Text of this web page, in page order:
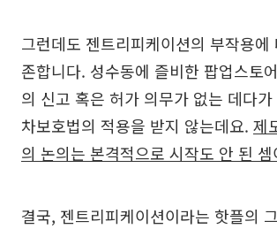
그런데도 젠트리피케이션의 부작용에
존합니다. 성수동에 즐비한 팝업스토
의 신고 혹은 허가 의무가 없는 데다
차보호법의 적용을 받지 않는데요. 제
의 논의는 본격적으로 시작도 안 된 셈
결국, 젠트리피케이션이라는 핫플의